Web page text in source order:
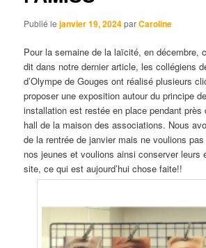
Publié lejanvier 19, 2024parCaroline
Pour la semaine de la laïcité, en décembre,
dit dans notre dernier article, les collégiens
d’Olympe de Gouges ont réalisé plusieurs
proposer une exposition autour du principe
installation est restée en place pendant près
hall de la maison des associations. Nous
de la rentrée de janvier mais ne voulions
nos jeunes et voulions ainsi conserver leurs
site, ce qui est aujourd’hui chose faite!!